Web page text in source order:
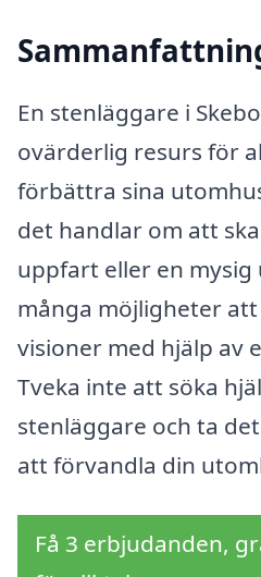
En stenläggare i
ovärderlig resurs för
förbättra sina
det handlar om att
uppfart eller en
många möjligheter
visioner med hjälp av
Tveka inte att söka
stenläggare och ta
att förvandla din
Få 3 erbjudanden,